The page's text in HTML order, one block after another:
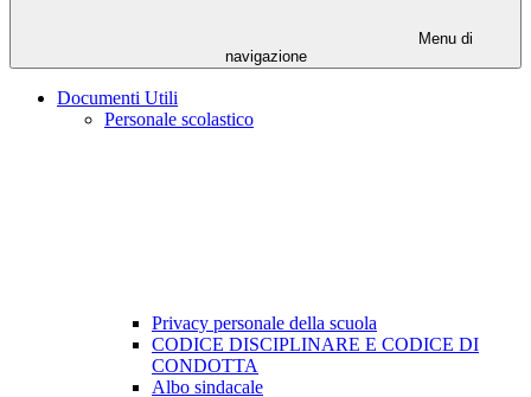
Menu di
navigazione
Documenti Utili
Personale scolastico
Privacy personale della scuola
CODICE DISCIPLINARE E CODICE DI
CONDOTTA
Albo sindacale